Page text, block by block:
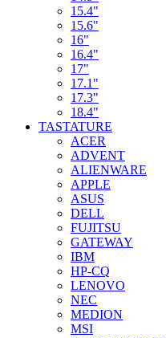
15.4"
15.6"
16"
16.4"
17"
17.1"
17.3"
18.4"
TASTATURE
ACER
ADVENT
ALIENWARE
APPLE
ASUS
DELL
FUJITSU
GATEWAY
IBM
HP-CQ
LENOVO
NEC
MEDION
MSI